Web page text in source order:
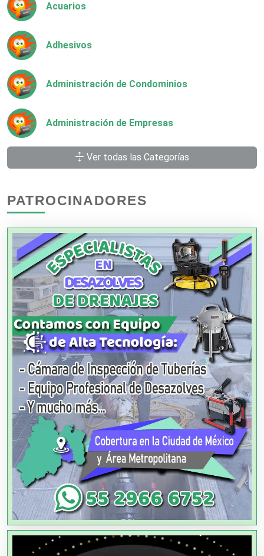
Acuarios
Adhesivos
Administración de Condominios
Administración de Empresas
Agencias Aduanales
Agencias de Autos
Agencias de Cobranza
Agencias de Colocación
Agencias de Modelos
Agencias de Publicidad
Agencias de Viajes
Agricultores
Agricultura y Ganadería
Agua Purificada
Aire Acondicionado
Ver todas las Categorías
PATROCINADORES